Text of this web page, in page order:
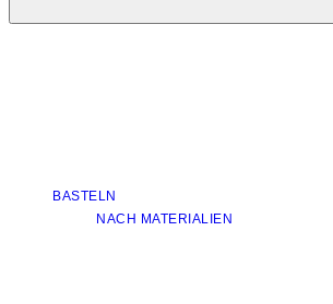
BASTELN
NACH MATERIALIEN